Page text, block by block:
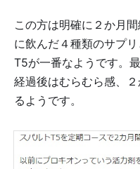
この方は明確に２か月
に飲んだ４種類のサプ
T5が一番なようです。
経過後はむらむら感、
るようです。